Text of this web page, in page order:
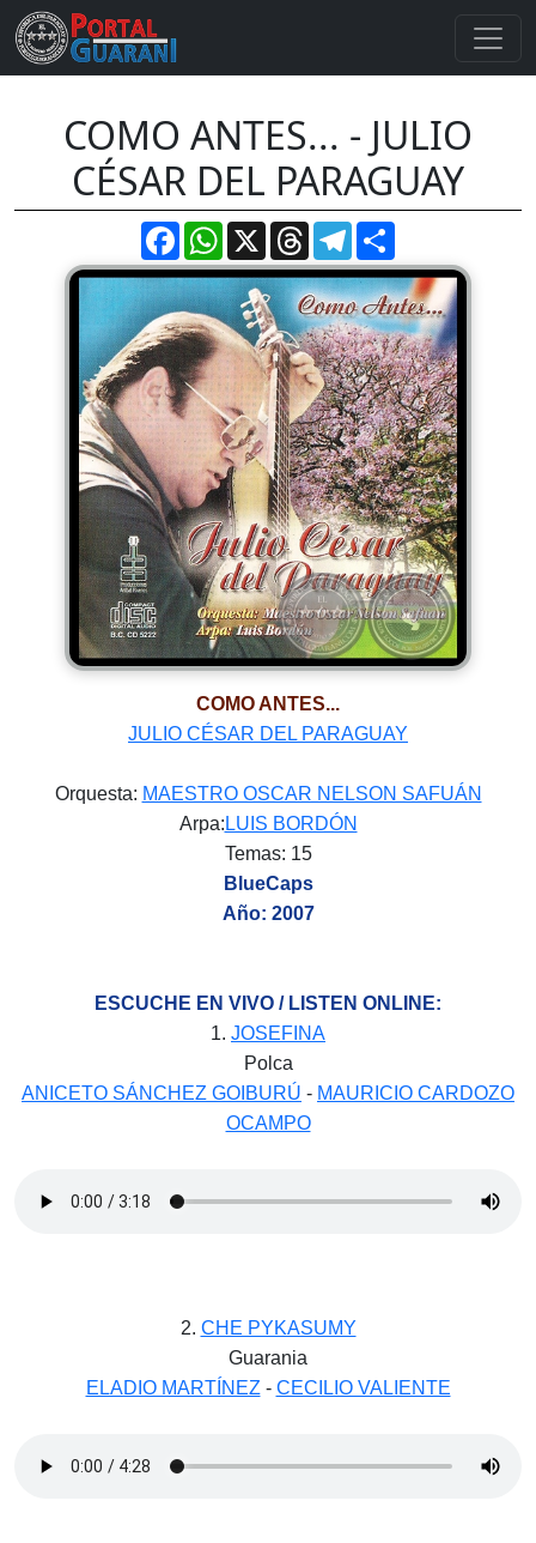
COMO ANTES... - JULIO
CÉSAR DEL PARAGUAY
FacebookWhatsApp
X ThreadsTelegram
COMO ANTES...
JULIO CÉSAR DEL PARAGUAY
Orquesta: MAESTRO OSCAR NELSON SAFUÁN
Arpa: LUIS BORDÓN
Temas: 15
BlueCaps
Año: 2007
ESCUCHE EN VIVO / LISTEN ONLINE:
1. JOSEFINA
Polca
ANICETO SÁNCHEZ GOIBURÚ - MAURICIO CARDOZO
OCAMPO
2. CHE PYKASUMY
Guarania
ELADIO MARTÍNEZ - CECILIO VALIENTE